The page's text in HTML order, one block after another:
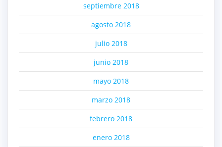
septiembre 2018
agosto 2018
julio 2018
junio 2018
mayo 2018
marzo 2018
febrero 2018
enero 2018